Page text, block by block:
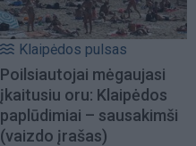
Klaipėdos pulsas
Poilsiautojai mėgaujasi
įkaitusiu oru: Klaipėdos
paplūdimiai – sausakimši
(vaizdo įrašas)